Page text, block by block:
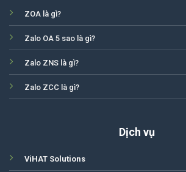
ZOA là gì?
Zalo OA 5 sao là gì?
Zalo ZNS là gì?
Zalo ZCC là gì?
Dịch vụ
ViHAT Solutions